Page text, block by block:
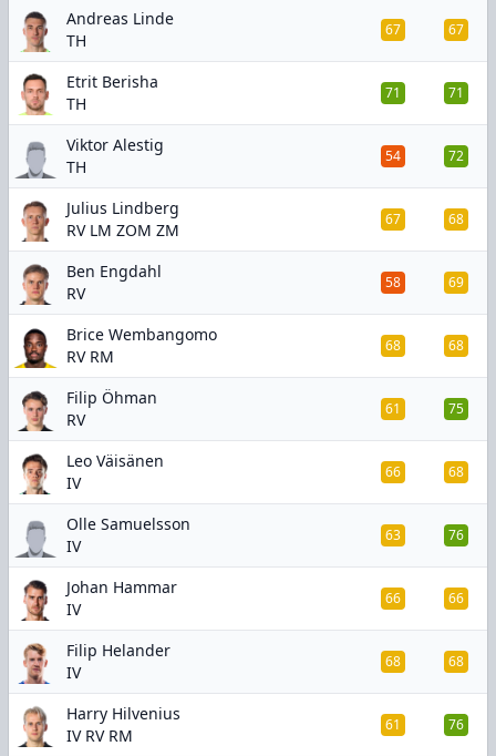
Andreas Linde
TH
67 67
Etrit Berisha
TH
71 71
Viktor Alestig
TH
54 72
Julius Lindberg
RV LM ZOM ZM
67 68
Ben Engdahl
RV
58 69
Brice Wembangomo
RV RM
68 68
Filip Öhman
RV
61 75
Leo Väisänen
IV
66 68
Olle Samuelsson
IV
63 76
Johan Hammar
IV
66 66
Filip Helander
IV
68 68
Harry Hilvenius
IV RV RM
61 76